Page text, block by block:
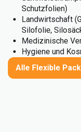
Schutzfolien)
Landwirtschaft
Silofolie,
Medizinische
Hygiene und
Alle Flexible